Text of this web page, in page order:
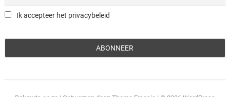
Ik accepteer het privacybeleid